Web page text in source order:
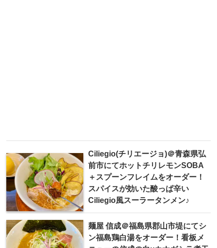
Ciliegio(チリエージョ)＠青森県弘
前市にてホットチリレモンSOBA
＋スプーンフレイムをオーダー！
スパイスが効いた酸っぱ辛い
Ciliegio風スーラータンメン♪
麺屋 信成＠福島県郡山市堤にてシ
ン福島鶏白湯をオーダー！看板メ